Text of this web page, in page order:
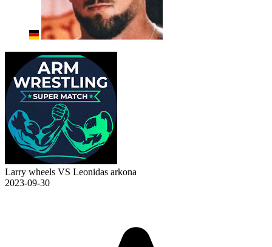
Larry wheels VS Leonidas arkona
2023-09-30